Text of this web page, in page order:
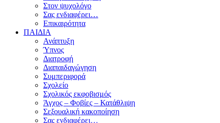
Στον ψυχολόγο
Σας ενδιαφέρει…
Επικαιρότητα
ΠΑΙΔΙΑ
Ανάπτυξη
Ύπνος
Διατροφή
Διαπαιδαγώγηση
Συμπεριφορά
Σχολείο
Σχολικός εκφοβισμός
Άγχος – Φοβίες – Κατάθλιψη
Σεξουαλική κακοποίηση
Σας ενδιαφέρει…